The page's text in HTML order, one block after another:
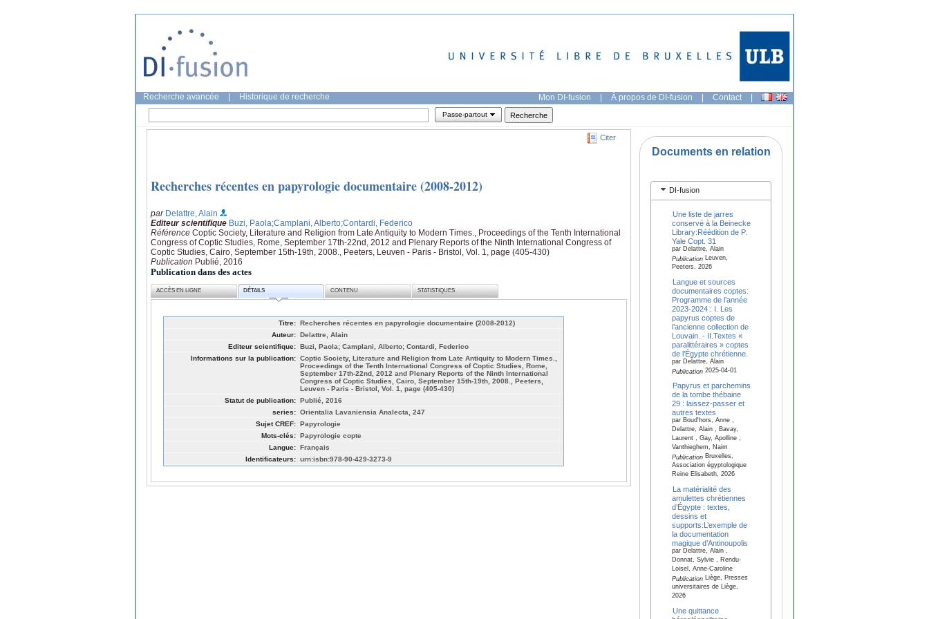
Recherche avancée Historique de recherche Mon DI-fusion | À propos de DI-fusion | Contact |
Passe-partout
Citer
Recherches récentes en papyrologie documentaire (2008-2012)
par Delattre, Alain
Editeur scientifique Buzi, Paola;Camplani, Alberto;Contardi, Federico
Référence Coptic Society, Literature and Religion from Late Antiquity to Modern Times., Proceedings of the Tenth International
Congress of Coptic Studies, Rome, September 17th-22nd, 2012 and Plenary Reports of the Ninth International Congress of
Coptic Studies, Cairo, September 15th-19th, 2008., Peeters, Leuven - Paris - Bristol, Vol. 1, page (405-430)
Publication Publié, 2016
Publication dans des actes
ACCÈS EN LIGNE DÉTAILS CONTENU STATISTIQUES
Titre: Recherches récentes en papyrologie documentaire (2008-2012)
Auteur: Delattre, Alain
Editeur scientifique: Buzi, Paola; Camplani, Alberto; Contardi, Federico
Informations sur la publication: Coptic Society, Literature and Religion from Late Antiquity to Modern Times.,
Proceedings of the Tenth International Congress of Coptic Studies, Rome,
September 17th-22nd, 2012 and Plenary Reports of the Ninth International
Congress of Coptic Studies, Cairo, September 15th-19th, 2008., Peeters,
Leuven - Paris - Bristol, Vol. 1, page (405-430)
Statut de publication: Publié, 2016
series: Orientalia Lavaniensia Analecta, 247
Sujet CREF: Papyrologie
Mots-clés: Papyrologie copte
Langue: Français
Identificateurs: urn:isbn:978-90-429-3273-9
Documents en relation
DI-fusion
Une liste de jarres
conservé à la Beinecke
Library:Réédition de P.
Yale Copt. 31
par Delattre, Alain
PublicationLeuven,
Peeters, 2026
Langue et sources
documentaires coptes:
Programme de l’année
2023-2024 : I. Les
papyrus coptes de
l’ancienne collection de
Louvain. - II.Textes «
paralittéraires » coptes
de l’Égypte chrétienne.
par Delattre, Alain
Publication2025-04-01
Papyrus et parchemins
de la tombe thébaine
29 : laissez-passer et
autres textes
par Boud'hors, Anne ,
Delattre, Alain , Bavay,
Laurent , Gay, Apolline ,
Vanthieghem, Naim
PublicationBruxelles,
Association égyptologique
Reine Elisabeth, 2026
La matérialité des
amulettes chrétiennes
d’Égypte : textes,
dessins et
supports:L’exemple de
la documentation
magique d’Antinoupolis
par Delattre, Alain ,
Donnat, Sylvie , Rendu-
Loisel, Anne-Caroline
PublicationLiège, Presses
universitaires de Liège,
2026
Une quittance